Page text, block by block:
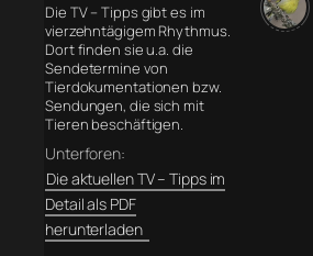
Die TV – Tipps gibt es im
vierzehntägigem Rhythmus.
Dort finden sie u.a. die
Sendetermine von
Tierdokumentationen bzw.
Sendungen, die sich mit
Tieren beschäftigen.
Unterforen:
Die aktuellen TV – Tipps im
Detail als PDF
herunterladen